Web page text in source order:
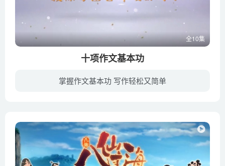
全10集
十项作文基本功
掌握作文基本功 写作轻松又简单